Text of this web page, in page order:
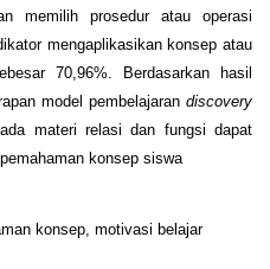
memilih prosedur atau operasi
mengaplikasikan konsep atau
70,96%. Berdasarkan hasil
model pembelajaran discovery
materi relasi dan fungsi dapat
konsep siswa
konsep, motivasi belajar